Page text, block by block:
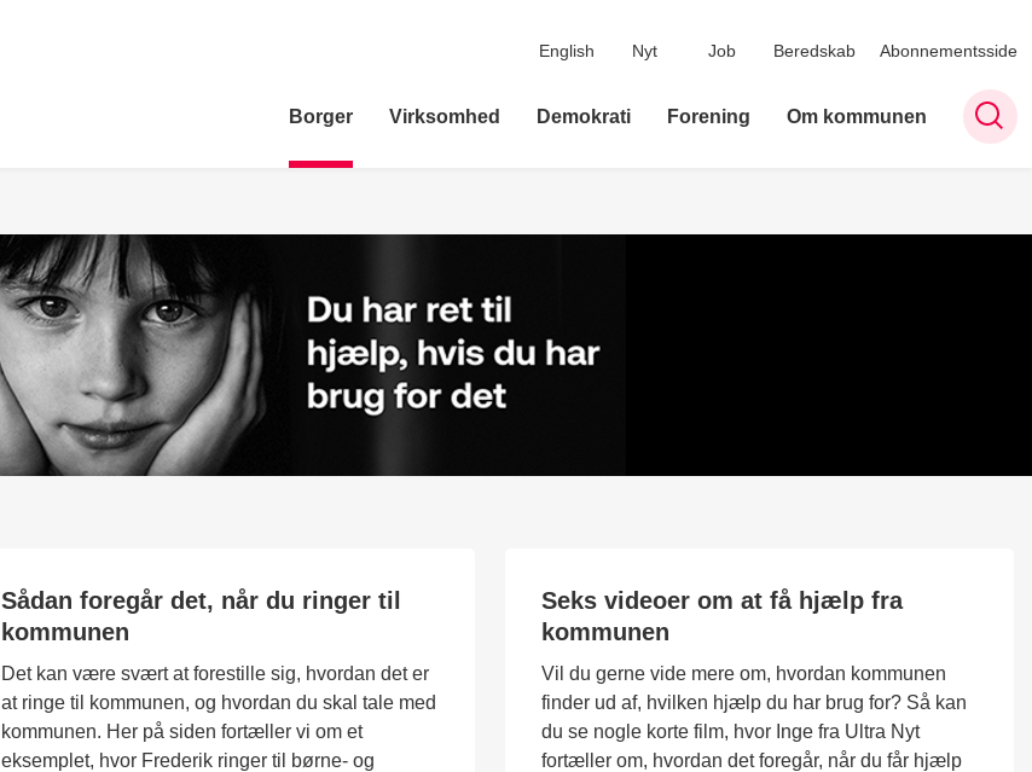
English Nyt Job Beredskab Abonnementsside
Borger Virksomhed Demokrati Forening Om kommunen
Sådan foregår det, når du ringer til
kommunen
Det kan være svært at forestille sig, hvordan det er
at ringe til kommunen, og hvordan du skal tale med
kommunen. Her på siden fortæller vi om et
eksemplet, hvor Frederik ringer til børne- og
Seks videoer om at få hjælp fra
kommunen
Vil du gerne vide mere om, hvordan kommunen
finder ud af, hvilken hjælp du har brug for? Så kan
du se nogle korte film, hvor Inge fra Ultra Nyt
fortæller om, hvordan det foregår, når du får hjælp